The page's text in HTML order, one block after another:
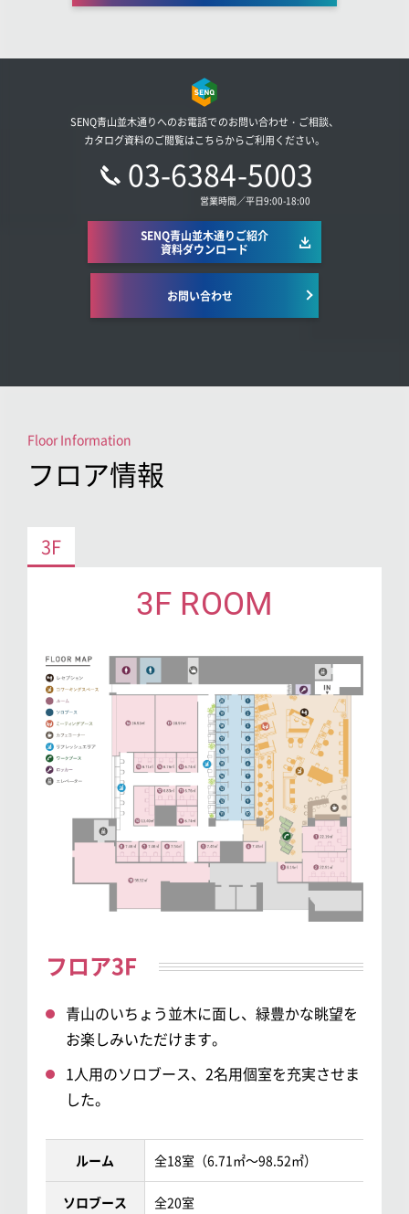
SENQ青山並木通りへのお電話でのお問い合わせ・ご相談、
カタログ資料のご閲覧はこちらからご利用ください。
03-6384-5003
営業時間／平日9:00-18:00
SENQ青山並木通りご紹介
資料ダウンロード
お問い合わせ
Floor Information
フロア情報
3F
3F ROOM
フロア3F
青山のいちょう並木に面し、緑豊かな眺望を
お楽しみいただけます。
1人用のソロブース、2名用個室を充実させま
した。
ルーム 全18室（6.71㎡～98.52㎡）
ソロブース 全20室